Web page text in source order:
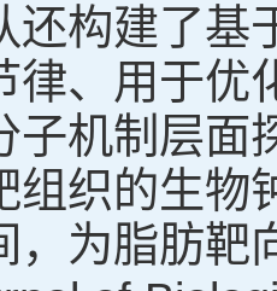
还构建了基
律、用于优
子机制层面
组织的生物
，为脂肪靶